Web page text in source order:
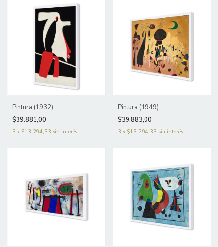
Pintura (1932)
$39.883,00
3 x $13.294,33 sin interés
Pintura (1949)
$39.883,00
3 x $13.294,33 sin interés